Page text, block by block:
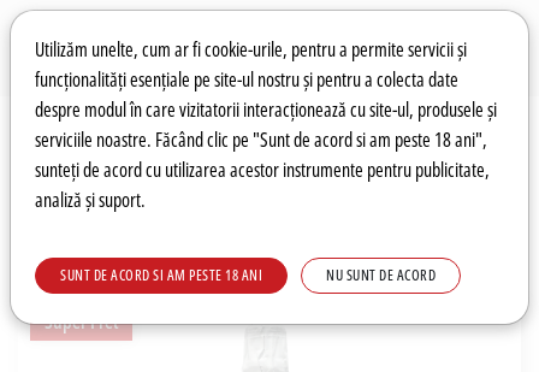
Preferințe pentru cookie-uri
Utilizăm unelte, cum ar fi cookie-urile, pentru a permite servicii și
funcționalități esențiale pe site-ul nostru și pentru a colecta date
despre modul în care vizitatorii interacționează cu site-ul, produsele și
serviciile noastre. Făcând clic pe "Sunt de acord si am peste 18 ani",
sunteți de acord cu utilizarea acestor instrumente pentru publicitate,
analiză și suport.
SUNT DE ACORD SI AM PESTE 18 ANI NU SUNT DE ACORD
Wishlist Autentificare
Super Pret